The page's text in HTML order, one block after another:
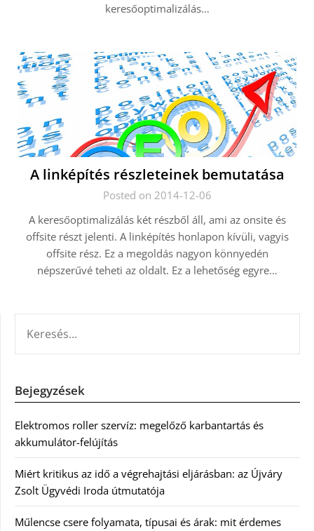
keresőoptimalizálás…
A linképítés részleteinek bemutatása
Posted on 2014-12-06
A keresőoptimalizálás két részből áll, ami az onsite és
offsite részt jelenti. A linképítés honlapon kívüli, vagyis
offsite rész. Ez a megoldás nagyon könnyedén
népszerűvé teheti az oldalt. Ez a lehetőség egyre…
Bejegyzések
Elektromos roller szervíz: megelőző karbantartás és
akkumulátor-felújítás
Miért kritikus az idő a végrehajtási eljárásban: az Újváry
Zsolt Ügyvédi Iroda útmutatója
Műlencse csere folyamata, típusai és árak: mit érdemes